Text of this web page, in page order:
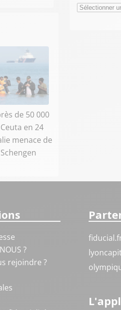
de 50 000
en 24
menace de
Archives
?
rejoindre ?